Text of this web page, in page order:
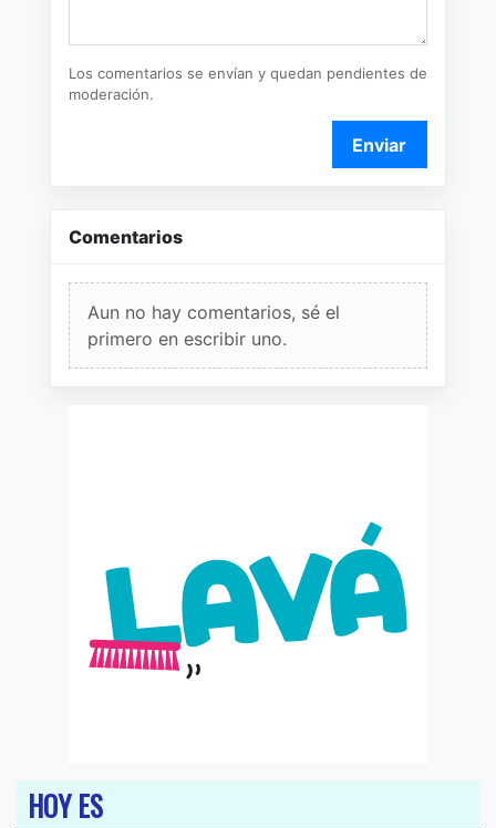
Los comentarios se envían y quedan pendientes de
moderación.
Enviar
Comentarios
Aun no hay comentarios, sé el
primero en escribir uno.
HOY ES